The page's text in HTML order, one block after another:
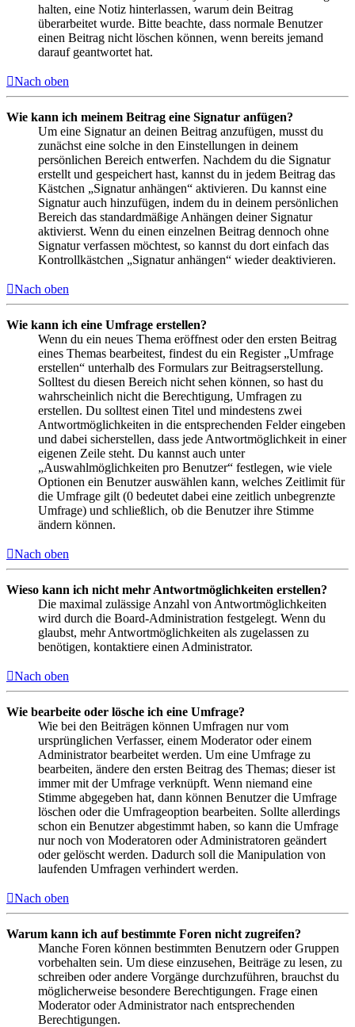
halten, eine Notiz hinterlassen, warum dein Beitrag
überarbeitet wurde. Bitte beachte, dass normale Benutzer
einen Beitrag nicht löschen können, wenn bereits jemand
darauf geantwortet hat.
Nach oben
Wie kann ich meinem Beitrag eine Signatur anfügen?
Um eine Signatur an deinen Beitrag anzufügen, musst du
zunächst eine solche in den Einstellungen in deinem
persönlichen Bereich entwerfen. Nachdem du die Signatur
erstellt und gespeichert hast, kannst du in jedem Beitrag das
Kästchen „Signatur anhängen“ aktivieren. Du kannst eine
Signatur auch hinzufügen, indem du in deinem persönlichen
Bereich das standardmäßige Anhängen deiner Signatur
aktivierst. Wenn du einen einzelnen Beitrag dennoch ohne
Signatur verfassen möchtest, so kannst du dort einfach das
Kontrollkästchen „Signatur anhängen“ wieder deaktivieren.
Nach oben
Wie kann ich eine Umfrage erstellen?
Wenn du ein neues Thema eröffnest oder den ersten Beitrag
eines Themas bearbeitest, findest du ein Register „Umfrage
erstellen“ unterhalb des Formulars zur Beitragserstellung.
Solltest du diesen Bereich nicht sehen können, so hast du
wahrscheinlich nicht die Berechtigung, Umfragen zu
erstellen. Du solltest einen Titel und mindestens zwei
Antwortmöglichkeiten in die entsprechenden Felder eingeben
und dabei sicherstellen, dass jede Antwortmöglichkeit in einer
eigenen Zeile steht. Du kannst auch unter
„Auswahlmöglichkeiten pro Benutzer“ festlegen, wie viele
Optionen ein Benutzer auswählen kann, welches Zeitlimit für
die Umfrage gilt (0 bedeutet dabei eine zeitlich unbegrenzte
Umfrage) und schließlich, ob die Benutzer ihre Stimme
ändern können.
Nach oben
Wieso kann ich nicht mehr Antwortmöglichkeiten erstellen?
Die maximal zulässige Anzahl von Antwortmöglichkeiten
wird durch die Board-Administration festgelegt. Wenn du
glaubst, mehr Antwortmöglichkeiten als zugelassen zu
benötigen, kontaktiere einen Administrator.
Nach oben
Wie bearbeite oder lösche ich eine Umfrage?
Wie bei den Beiträgen können Umfragen nur vom
ursprünglichen Verfasser, einem Moderator oder einem
Administrator bearbeitet werden. Um eine Umfrage zu
bearbeiten, ändere den ersten Beitrag des Themas; dieser ist
immer mit der Umfrage verknüpft. Wenn niemand eine
Stimme abgegeben hat, dann können Benutzer die Umfrage
löschen oder die Umfrageoption bearbeiten. Sollte allerdings
schon ein Benutzer abgestimmt haben, so kann die Umfrage
nur noch von Moderatoren oder Administratoren geändert
oder gelöscht werden. Dadurch soll die Manipulation von
laufenden Umfragen verhindert werden.
Nach oben
Warum kann ich auf bestimmte Foren nicht zugreifen?
Manche Foren können bestimmten Benutzern oder Gruppen
vorbehalten sein. Um diese einzusehen, Beiträge zu lesen, zu
schreiben oder andere Vorgänge durchzuführen, brauchst du
möglicherweise besondere Berechtigungen. Frage einen
Moderator oder Administrator nach entsprechenden
Berechtigungen.